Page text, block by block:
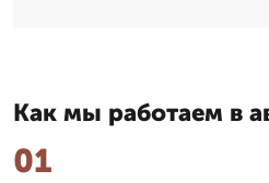
Как мы работаем в
01